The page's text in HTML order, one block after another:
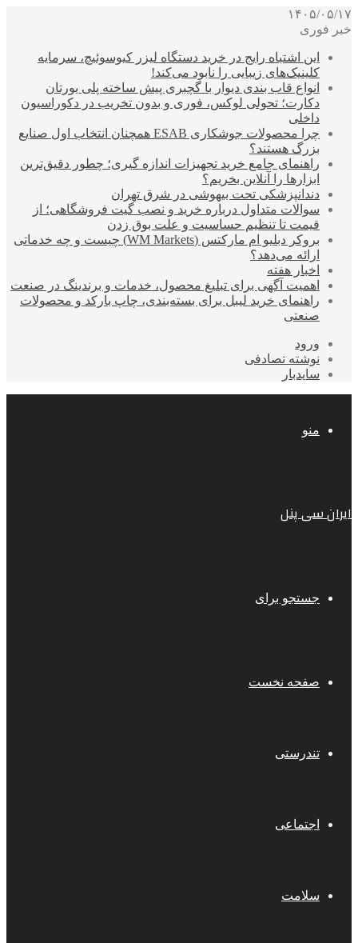
۱۴۰۵/۰۵/۱۷
خبر فوری
این اشتباه رایج در خرید دستگاه لیزر کیوسوئیچ، سرمایه
کلینیک‌های زیبایی را نابود می‌کند!
انواع قاب بندی دیوار با گچبری پیش ساخته پلی یورتان
دکارت؛ تحولی لوکس، فوری و بدون تخریب در دکوراسیون
داخلی
چرا محصولات جوشکاری ESAB همچنان انتخاب اول صنایع
بزرگ هستند؟
راهنمای جامع خرید تجهیزات اندازه گیری؛ چطور دقیق‌ترین
ابزارها را آنلاین بخریم؟
دندانپزشکی تحت بیهوشی در شرق تهران
سوالات متداول درباره خرید و نصب گیت فروشگاهی؛ از
قیمت تا تنظیم حساسیت و علت بوق زدن
بروکر دبلیو ام مارکتس (WM Markets) چیست و چه خدماتی
ارائه می‌دهد؟
اخبار هفته
اهمیت آگهی برای تبلیغ محصول، خدمات و برندینگ در صنعت
راهنمای خرید لیبل برای بسته‌بندی، چاپ بارکد و محصولات
صنعتی
ورود
نوشته تصادفی
سایدبار
منو
ایران سی پنل
جستجو برای
صفحه نخست
تندرستی
اجتماعی
سلامت